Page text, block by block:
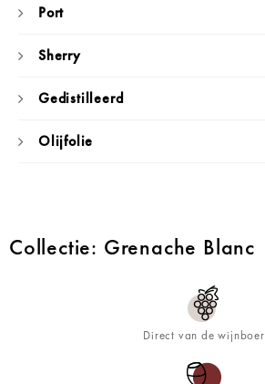
Port
Sherry
Gedistilleerd
Olijfolie
Collectie: Grenache Blanc
Direct van de wijnboer